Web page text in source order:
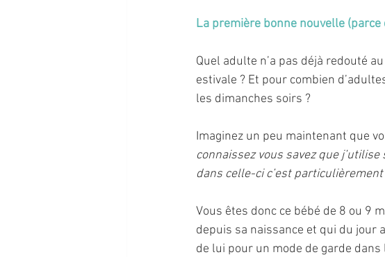
La première bonne nouvelle (parce
Quel adulte n’a pas déjà redouté
estivale ? Et pour combien
les dimanches soirs ?
Imaginez un peu maintenant que
connaissez vous savez que
dans celle-ci c’est
Vous êtes donc ce bébé de 8 ou 9
depuis sa naissance et qui du jour
de lui pour un mode de garde